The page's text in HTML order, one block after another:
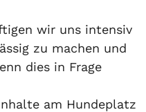
wir uns intensiv
zu machen und
dies in Frage
am Hundeplatz